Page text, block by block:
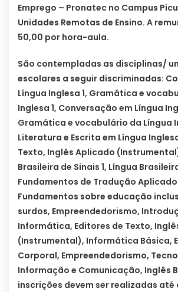
Emprego – Pronatec no Campus
Unidades Remotas de Ensino. A
50,00 por hora-aula.
São contempladas as disciplinas/
escolares a seguir discriminadas:
Língua Inglesa 1, Gramática e
Inglesa 1, Conversação em Língua
Gramática e vocabulário da Língua
Literatura e Escrita em Língua
Texto, Inglês Aplicado
Brasileira de Sinais 1, Língua
Fundamentos de Tradução
Fundamentos sobre educação
surdos, Empreendedorismo,
Informática, Editores de Texto,
(Instrumental), Informática Básica,
Corporal, Empreendedorismo,
Informação e Comunicação, Inglês
inscrições devem ser realizadas até